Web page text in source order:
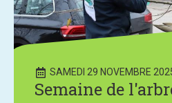
SAMEDI 29 NOVEMBRE
Semaine de